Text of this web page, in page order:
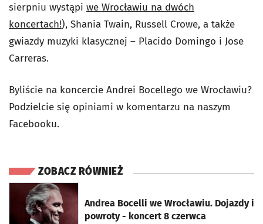
sierpniu wystąpi we Wrocławiu na dwóch
koncertach!), Shania Twain, Russell Crowe, a także
gwiazdy muzyki klasycznej – Placido Domingo i Jose
Carreras.
Byliście na koncercie Andrei Bocellego we Wrocławiu?
Podzielcie się opiniami w komentarzu na naszym
Facebooku.
ZOBACZ RÓWNIEŻ
Andrea Bocelli we Wrocławiu. Dojazdy i
powroty - koncert 8 czerwca
otworzy się w nowej karcie